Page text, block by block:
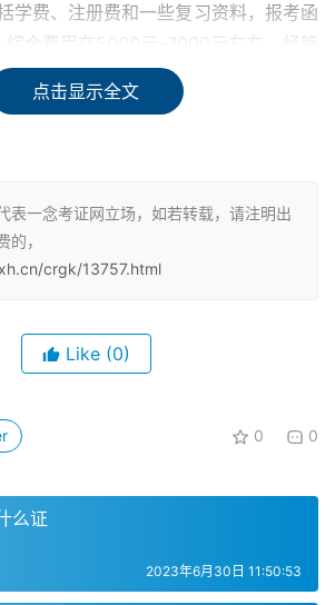
学费、注册费和一些复习资料，报考函
综合费用在5000元-7000元左右。经管
年的学费大概是在2500元—2700元左
类收费会较高一些，在3000元左右每
费在1600-2000元左右。
科的学费
2000元每年，医学类的专业会更贵一
这意味着本科考生仅需支付8000
，而一些学制更短的院校学费则更低。
还有其他收费项目。函授本科的收费通
，每年的报名费大约是100-200元，每
点击显示全文
表一念考证网立场，如若转载，请注明出
的，
crgk/13757.html
Like (0)
0 0
么证
2023年6月30日 11:50:53